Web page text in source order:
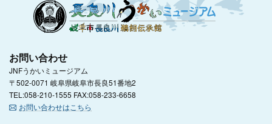
お問い合わせ
JNFうかいミュージアム
〒502-0071 岐阜県岐阜市長良51番地2
TEL:058-210-1555 FAX:058-233-6658
お問い合わせはこちら